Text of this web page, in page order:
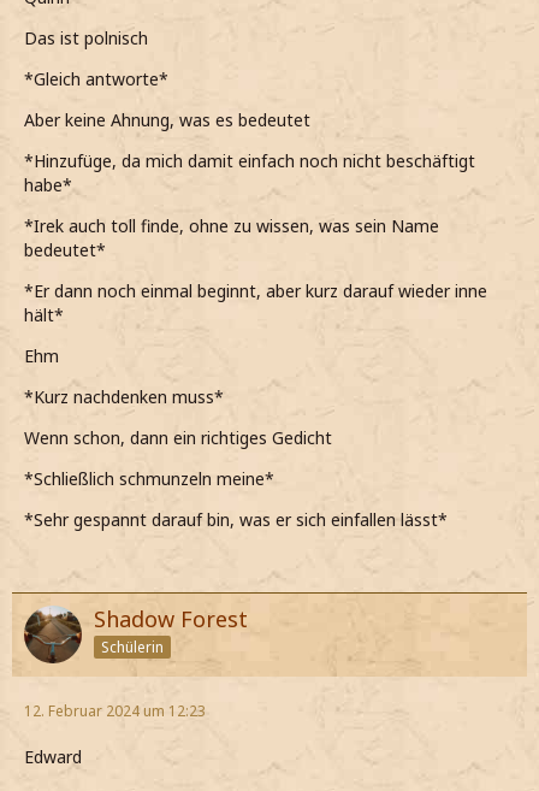
Das ist polnisch
*Gleich antworte*
Aber keine Ahnung, was es bedeutet
*Hinzufüge, da mich damit einfach noch nicht beschäftigt
habe*
*Irek auch toll finde, ohne zu wissen, was sein Name
bedeutet*
*Er dann noch einmal beginnt, aber kurz darauf wieder inne
hält*
Ehm
*Kurz nachdenken muss*
Wenn schon, dann ein richtiges Gedicht
*Schließlich schmunzeln meine*
*Sehr gespannt darauf bin, was er sich einfallen lässt*
Shadow Forest
Schülerin
12. Februar 2024 um 12:23
Edward